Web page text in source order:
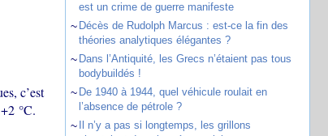
c’est
°C.
est un crime de guerre manifeste
~ Décès de Rudolph Marcus : est-ce la fin des
théories analytiques élégantes ?
~ Dans l’Antiquité, les Grecs n’étaient pas tous
bodybuildés !
~ De 1940 à 1944, quel véhicule roulait en
l’absence de pétrole ?
~
Il n’y a pas si longtemps, les grillons